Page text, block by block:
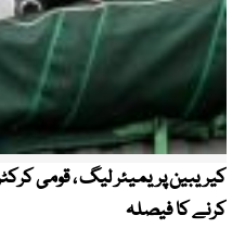
کرنے کا فیصلہ